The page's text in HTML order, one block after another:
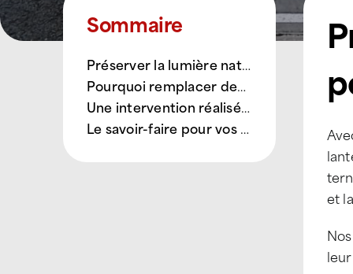
Sommaire
Préserver la lumière naturelle et la performance de votre toiture
Pourquoi remplacer des plaques de lanterneaux ?
Une intervention réalisée par nos Techniciens de Toiture ATTILA
Le savoir-faire pour vos toits
et